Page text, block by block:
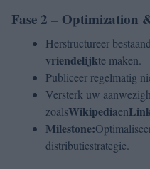
Fase 2 – Optimization
Herstructureer
vriendelijkte maken.
Publiceer regelmatig
Versterk uw
zoalsWikipediaen
Milestone:
distributiestrategie.